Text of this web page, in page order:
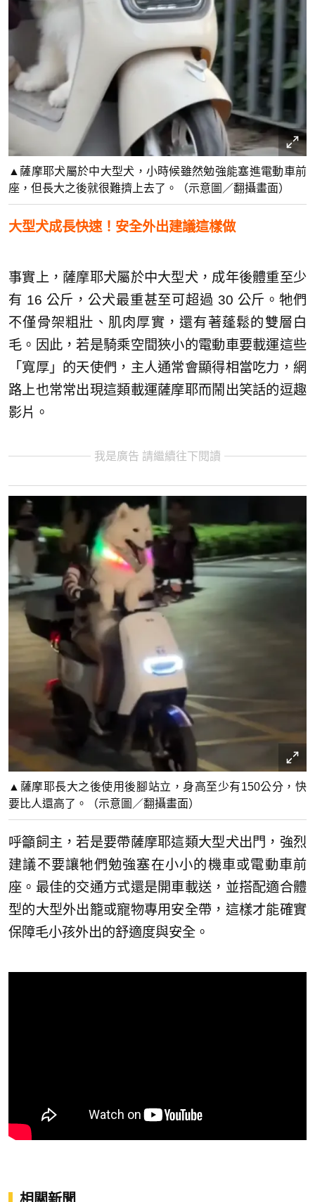
▲薩摩耶犬屬於中大型犬，小時候雖然勉強能塞進電動車前
座，但長大之後就很難擠上去了。（示意圖／翻攝畫面）
大型犬成長快速！安全外出建議這樣做
事實上，薩摩耶犬屬於中大型犬，成年後體重至少
有 16 公斤，公犬最重甚至可超過 30 公斤。牠們
不僅骨架粗壯、肌肉厚實，還有著蓬鬆的雙層白
毛。因此，若是騎乘空間狹小的電動車要載運這些
「寬厚」的天使們，主人通常會顯得相當吃力，網
路上也常常出現這類載運薩摩耶而鬧出笑話的逗趣
影片。
我是廣告 請繼續往下閱讀
▲薩摩耶長大之後使用後腳站立，身高至少有150公分，快
要比人還高了。（示意圖／翻攝畫面）
呼籲飼主，若是要帶薩摩耶這類大型犬出門，強烈
建議不要讓牠們勉強塞在小小的機車或電動車前
座。最佳的交通方式還是開車載送，並搭配適合體
型的大型外出籠或寵物專用安全帶，這樣才能確實
保障毛小孩外出的舒適度與安全。